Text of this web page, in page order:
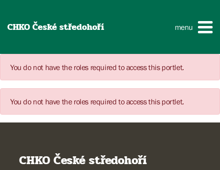
CHKO České středohoří menu
You do not have the roles required to access this portlet.
You do not have the roles required to access this portlet.
CHKO České středohoří